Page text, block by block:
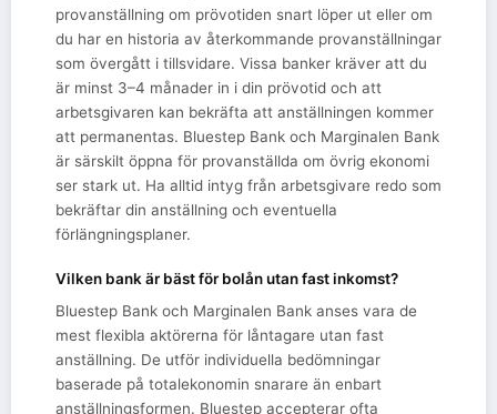
provanställning om prövotiden snart löper ut eller om
du har en historia av återkommande provanställningar
som övergått i tillsvidare. Vissa banker kräver att du
är minst 3–4 månader in i din prövotid och att
arbetsgivaren kan bekräfta att anställningen kommer
att permanentas. Bluestep Bank och Marginalen Bank
är särskilt öppna för provanställda om övrig ekonomi
ser stark ut. Ha alltid intyg från arbetsgivare redo som
bekräftar din anställning och eventuella
förlängningsplaner.
Vilken bank är bäst för bolån utan fast inkomst?
Bluestep Bank och Marginalen Bank anses vara de
mest flexibla aktörerna för låntagare utan fast
anställning. De utför individuella bedömningar
baserade på totalekonomin snarare än enbart
anställningsformen. Bluestep accepterar ofta